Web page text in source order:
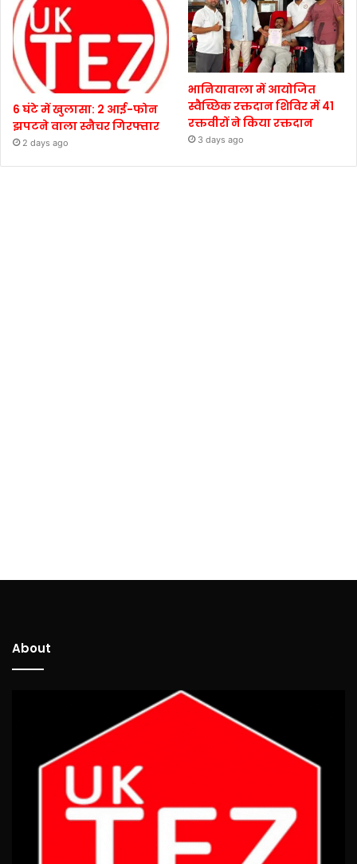
6 घंटे में खुलासा: 2 आई-फोन
झपटने वाला स्नैचर गिरफ्तार
2 days ago
भानियावाला में आयोजित
स्वैच्छिक रक्तदान शिविर में 41
रक्तवीरों ने किया रक्तदान
3 days ago
About